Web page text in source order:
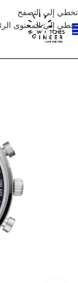
تخطي إلى التصفح
تخطي إلى المحتوى